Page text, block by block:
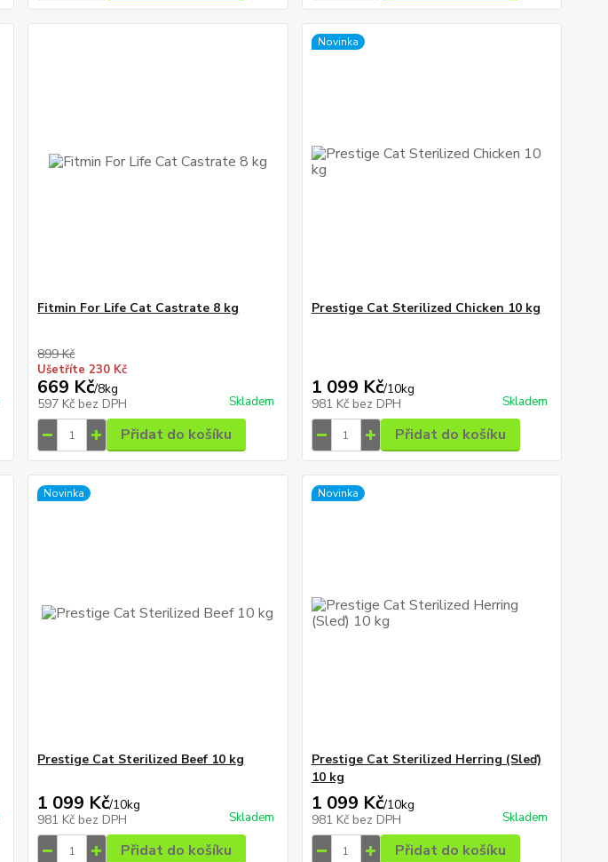
Fitmin For Life Cat Castrate 8 kg
899 Kč
Ušetříte 230 Kč
669 Kč/8kg
597 Kč bez DPH Skladem
Přidat do košíku
Novinka
Prestige Cat Sterilized Chicken 10 kg
1 099 Kč/10kg
981 Kč bez DPH Skladem
Přidat do košíku
Novinka
Prestige Cat Sterilized Beef 10 kg
1 099 Kč/10kg
981 Kč bez DPH Skladem
Přidat do košíku
Novinka
Prestige Cat Sterilized Herring (Sleď)
10 kg
1 099 Kč/10kg
981 Kč bez DPH Skladem
Přidat do košíku